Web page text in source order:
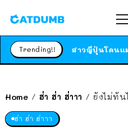
Trending!!
Home / ฮ่า ฮ่า ฮ่าาา / ยังไม่ทันไรก็เริ่มแล้ว!!
ฮ่า ฮ่า ฮ่าาา